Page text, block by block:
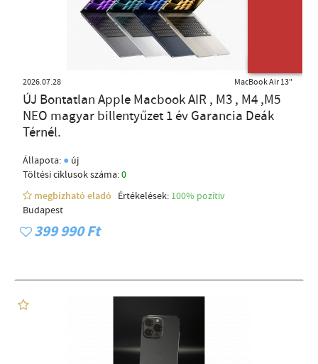
2026.07.28 MacBook Air 13"
ÚJ Bontatlan Apple Macbook AIR , M3 , M4 ,M5
NEO magyar billentyűzet 1 év Garancia Deák
Térnél.
Állapota: ● új
Töltési ciklusok száma:0
megbízható eladó
Értékelések: 100% pozítiv
Budapest
399 990 Ft